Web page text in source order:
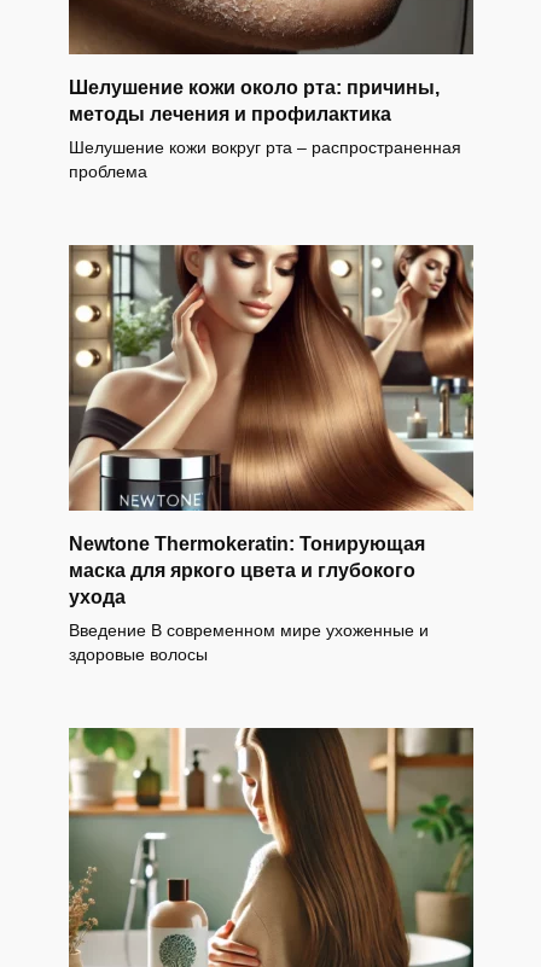
Шелушение кожи около рта: причины,
методы лечения и профилактика
Шелушение кожи вокруг рта – распространенная
проблема
Newtone Thermokeratin: Тонирующая
маска для яркого цвета и глубокого
ухода
Введение В современном мире ухоженные и
здоровые волосы